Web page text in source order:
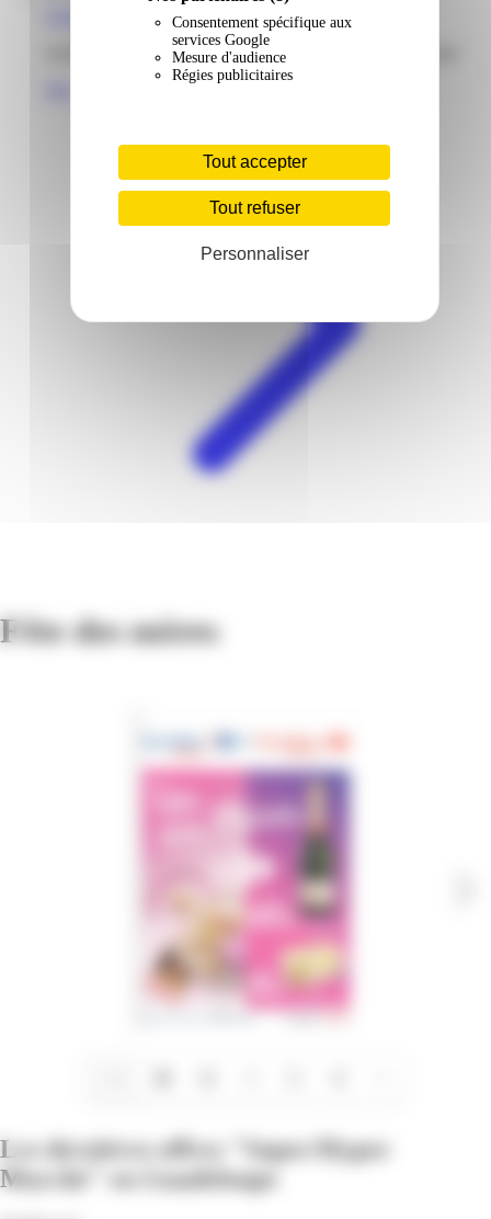
Consentement spécifique aux
services Google
Mesure d'audience
Régies publicitaires
Tout accepter
Tout refuser
Personnaliser
Carrefour | Milénis | Les Abymes
centre commercial Milenis, 97139 Les Abymes Guadeloupe
Fête des mères
Les dernières offres "Super/Hyper
Marché" en Guadeloupe